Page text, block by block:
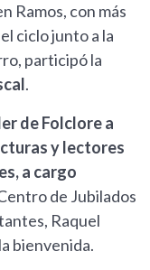
Ramos, con más
ciclo junto a la
participó la
.
de Folclore a
y lectores
a cargo
de Jubilados
Raquel
bienvenida.